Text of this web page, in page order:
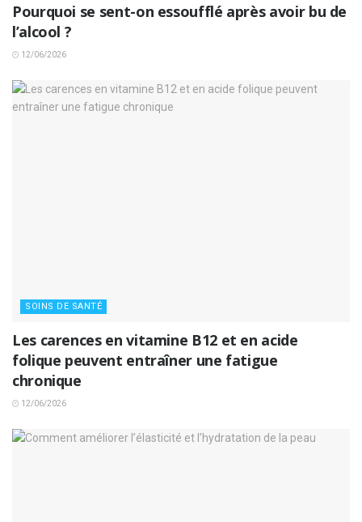
Pourquoi se sent-on essoufflé après avoir bu de
l’alcool ?
12/06/2026
SOINS DE SANTÉ
Les carences en vitamine B12 et en acide
folique peuvent entraîner une fatigue
chronique
12/06/2026